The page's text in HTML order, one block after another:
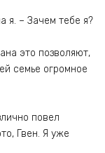
я. – Зачем тебе я?
это позволяют,
семье огромное
повел
Гвен. Я уже